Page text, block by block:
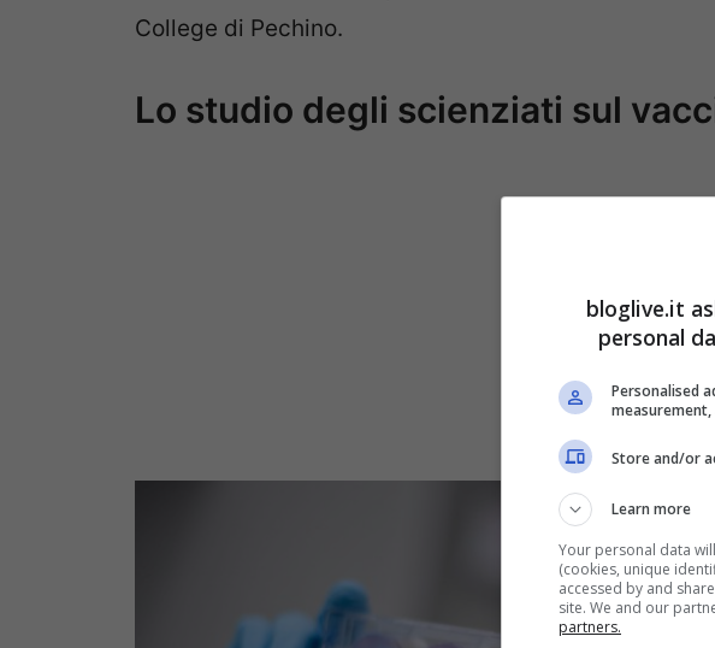
College di Pechino.
Lo studio degli scienziati sul
bloglive.it
personal
Personalised
measurement,
Store and/or
Learn more
Your personal data
(cookies, unique
accessed by and
site. We and our
partners.